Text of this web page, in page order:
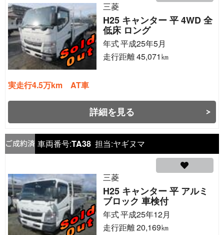
三菱
H25 キャンター 平 4WD 全
低床 ロング
年式平成25年5月
走行距離45,071㎞
実走行4.5万km AT車
詳細を見る
車両番号:TA38 担当:ヤギヌマ
三菱
H25 キャンター 平 アルミ
ブロック 車検付
年式平成25年12月
走行距離20,169㎞